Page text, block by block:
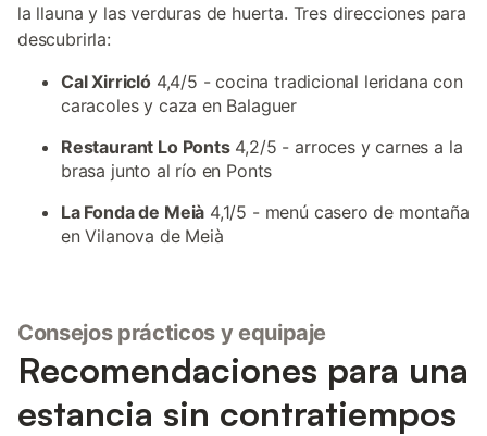
la llauna y las verduras de huerta. Tres direcciones para
descubrirla:
Cal Xirricló4,4/5 - cocina tradicional leridana con
caracoles y caza en Balaguer
Restaurant Lo Ponts4,2/5 - arroces y carnes a la
brasa junto al río en Ponts
La Fonda de Meià 4,1/5 - menú casero de montaña
en Vilanova de Meià
Consejos prácticos y equipaje
Recomendaciones para una
estancia sin contratiempos